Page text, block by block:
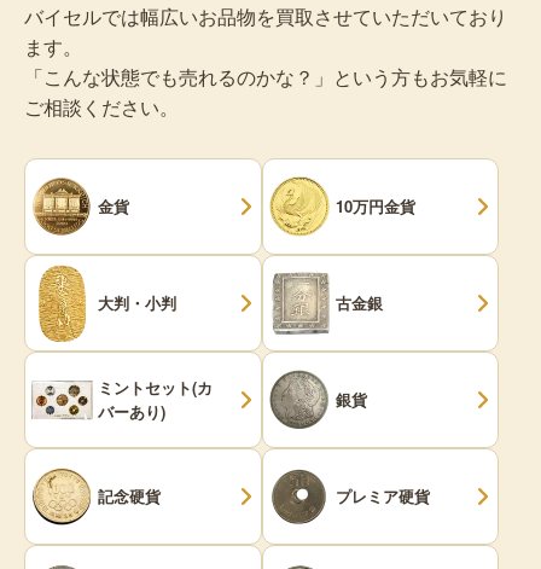
バイセルでは幅広いお品物を買取させていただいており
ます。
「こんな状態でも売れるのかな？」という方もお気軽に
ご相談ください。
金貨 10万円金貨
大判・小判 古金銀
ミントセット(カ
バーあり)
銀貨
記念硬貨 プレミア硬貨